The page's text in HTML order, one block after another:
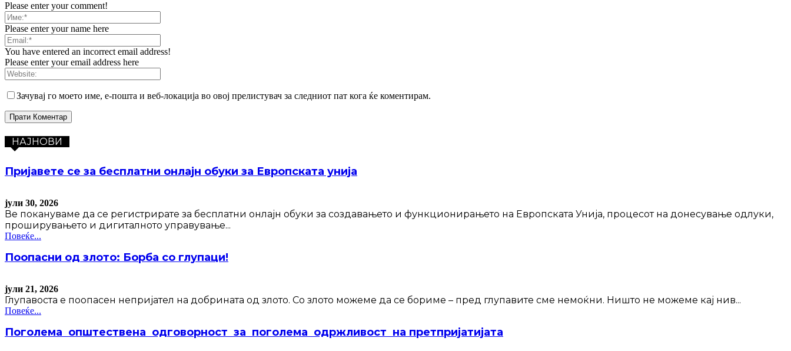
Please enter your comment!
Please enter your name here
You have entered an incorrect email address!
Please enter your email address here
Зачувај го моето име, е-пошта и веб-локација во овој прелистувач за следниот пат кога ќе коментирам.
НАЈНОВИ
Пријавете се за бесплатни онлајн обуки за Европската унија
јули 30, 2026
Ве покануваме да се регистрирате за бесплатни онлајн обуки за создавањето и функционирањето на Европската Унија, процесот на донесување одлуки,
проширувањето и дигиталното управување...
Повеќе...
Поопасни од злото: Борба со глупаци!
јули 21, 2026
Глупавоста е поопасен непријател на добрината од злото. Со злото можеме да се бориме – пред глупавите сме немоќни. Ништо не можеме кај нив...
Повеќе...
Поголема општествена одговорност за поголема одржливост на претпријатијата